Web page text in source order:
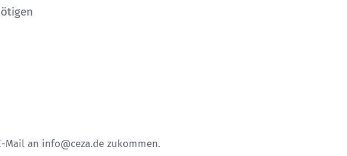
Mail an info@ceza.de zukommen.